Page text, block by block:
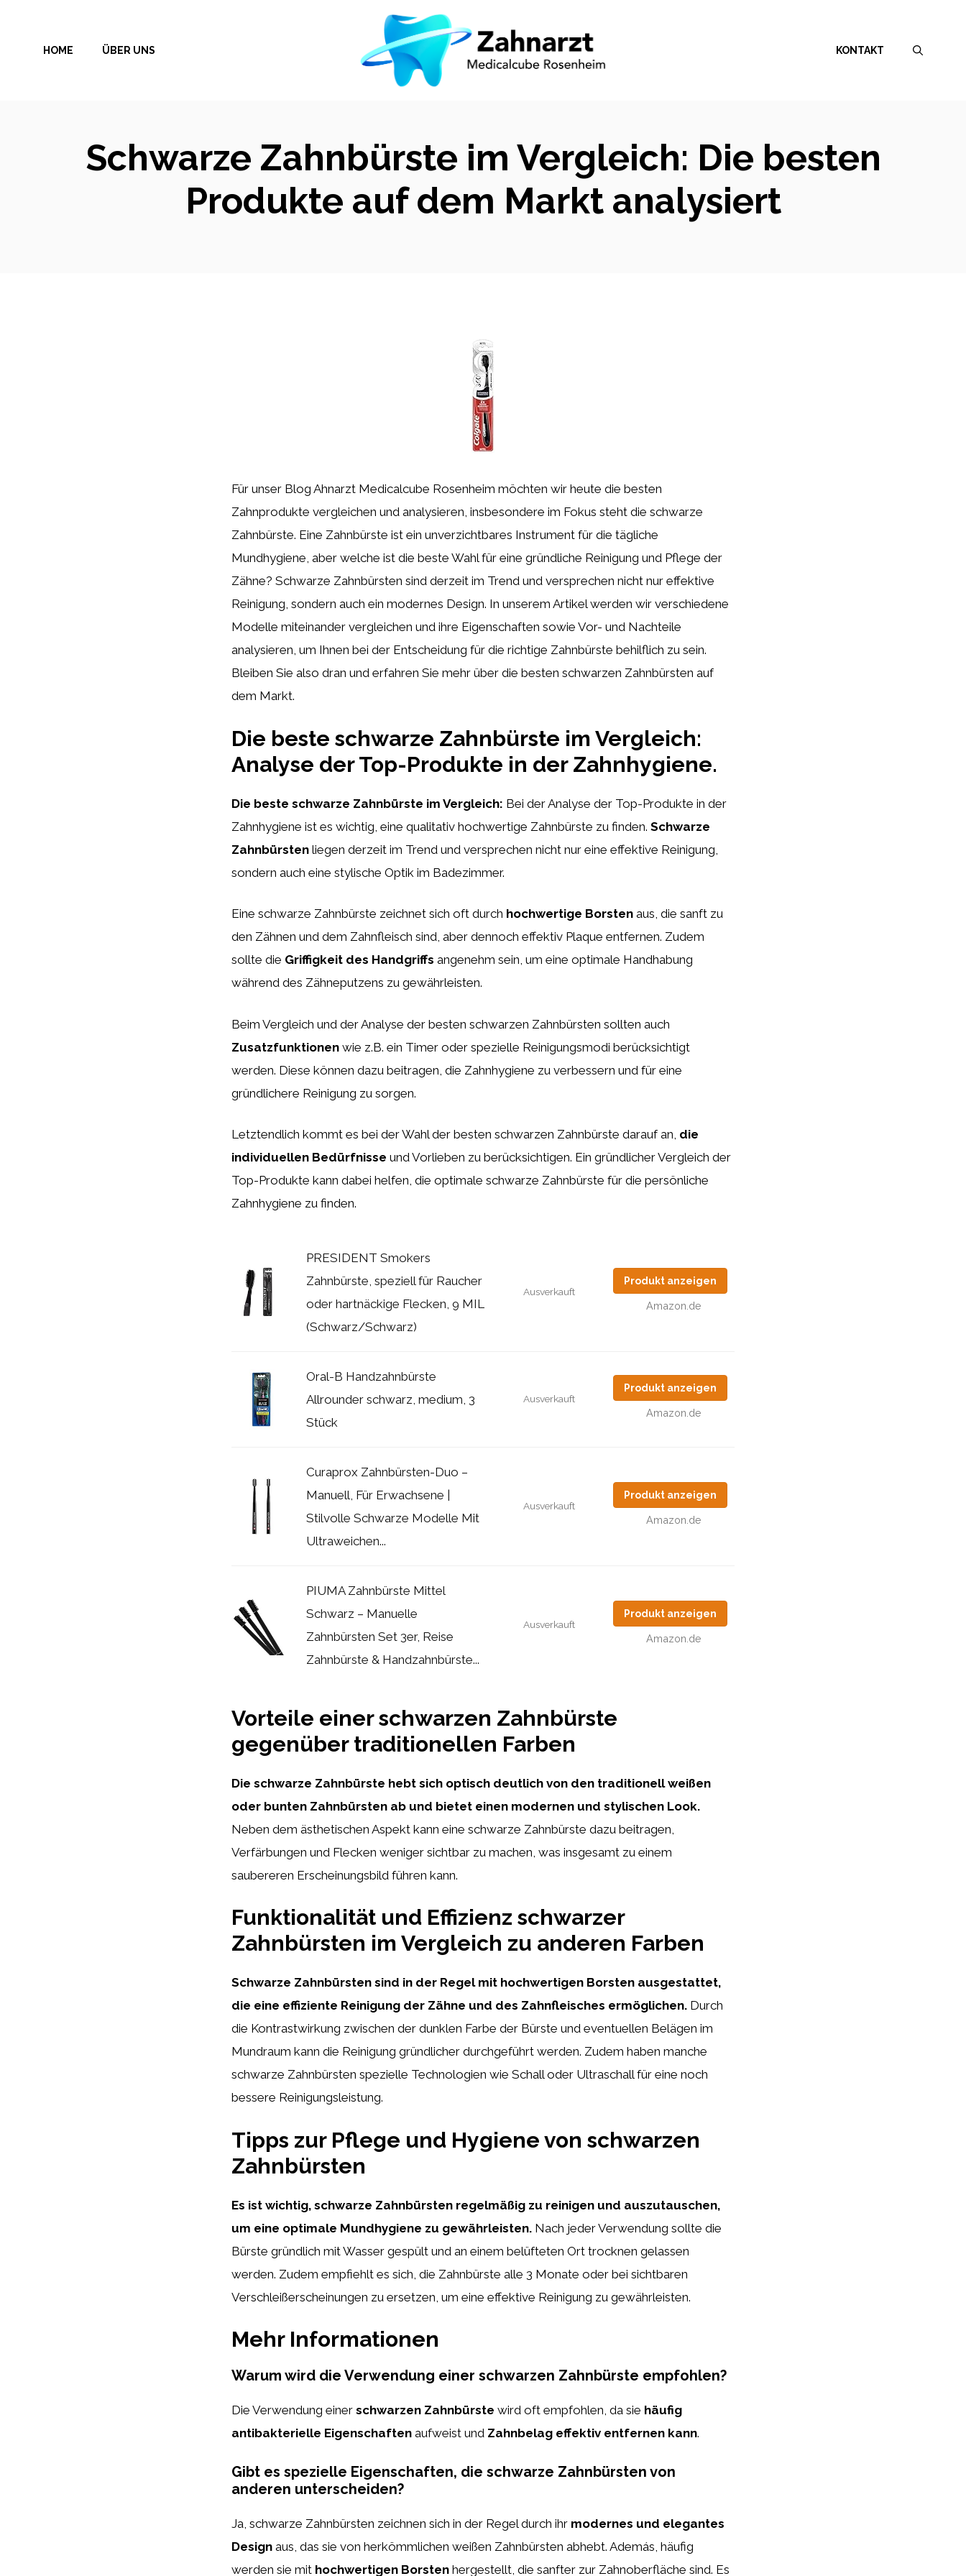
springenHOME ÜBER UNS KONTAKT
Schwarze Zahnbürste im Vergleich: Die besten
Produkte auf dem Markt analysiert
Für unser Blog Ahnarzt Medicalcube Rosenheim möchten wir heute die besten
Zahnprodukte vergleichen und analysieren, insbesondere im Fokus steht die schwarze
Zahnbürste. Eine Zahnbürste ist ein unverzichtbares Instrument für die tägliche
Mundhygiene, aber welche ist die beste Wahl für eine gründliche Reinigung und Pflege der
Zähne? Schwarze Zahnbürsten sind derzeit im Trend und versprechen nicht nur effektive
Reinigung, sondern auch ein modernes Design. In unserem Artikel werden wir verschiedene
Modelle miteinander vergleichen und ihre Eigenschaften sowie Vor- und Nachteile
analysieren, um Ihnen bei der Entscheidung für die richtige Zahnbürste behilflich zu sein.
Bleiben Sie also dran und erfahren Sie mehr über die besten schwarzen Zahnbürsten auf
dem Markt.
Die beste schwarze Zahnbürste im Vergleich:
Analyse der Top-Produkte in der Zahnhygiene.
Die beste schwarze Zahnbürste im Vergleich: Bei der Analyse der Top-Produkte in der
Zahnhygiene ist es wichtig, eine qualitativ hochwertige Zahnbürste zu finden. Schwarze
Zahnbürsten liegen derzeit im Trend und versprechen nicht nur eine effektive Reinigung,
sondern auch eine stylische Optik im Badezimmer.
Eine schwarze Zahnbürste zeichnet sich oft durch hochwertige Borsten aus, die sanft zu
den Zähnen und dem Zahnfleisch sind, aber dennoch effektiv Plaque entfernen. Zudem
sollte die Griffigkeit des Handgriffs angenehm sein, um eine optimale Handhabung
während des Zähneputzens zu gewährleisten.
Beim Vergleich und der Analyse der besten schwarzen Zahnbürsten sollten auch
Zusatzfunktionen wie z.B. ein Timer oder spezielle Reinigungsmodi berücksichtigt
werden. Diese können dazu beitragen, die Zahnhygiene zu verbessern und für eine
gründlichere Reinigung zu sorgen.
Letztendlich kommt es bei der Wahl der besten schwarzen Zahnbürste darauf an, die
individuellen Bedürfnisse und Vorlieben zu berücksichtigen. Ein gründlicher Vergleich der
Top-Produkte kann dabei helfen, die optimale schwarze Zahnbürste für die persönliche
Zahnhygiene zu finden.
PRESIDENT Smokers
Zahnbürste, speziell für Raucher
oder hartnäckige Flecken, 9 MIL
(Schwarz/Schwarz)
Ausverkauft
Produkt anzeigen
Amazon.de
Oral-B Handzahnbürste
Allrounder schwarz, medium, 3
Stück
Ausverkauft
Produkt anzeigen
Amazon.de
Curaprox Zahnbürsten-Duo –
Manuell, Für Erwachsene |
Stilvolle Schwarze Modelle Mit
Ultraweichen...
Ausverkauft
Produkt anzeigen
Amazon.de
PIUMA Zahnbürste Mittel
Schwarz – Manuelle
Zahnbürsten Set 3er, Reise
Zahnbürste & Handzahnbürste...
Ausverkauft
Produkt anzeigen
Amazon.de
Vorteile einer schwarzen Zahnbürste
gegenüber traditionellen Farben
Die schwarze Zahnbürste hebt sich optisch deutlich von den traditionell weißen
oder bunten Zahnbürsten ab und bietet einen modernen und stylischen Look.
Neben dem ästhetischen Aspekt kann eine schwarze Zahnbürste dazu beitragen,
Verfärbungen und Flecken weniger sichtbar zu machen, was insgesamt zu einem
saubereren Erscheinungsbild führen kann.
Funktionalität und Effizienz schwarzer
Zahnbürsten im Vergleich zu anderen Farben
Schwarze Zahnbürsten sind in der Regel mit hochwertigen Borsten ausgestattet,
die eine effiziente Reinigung der Zähne und des Zahnfleisches ermöglichen. Durch
die Kontrastwirkung zwischen der dunklen Farbe der Bürste und eventuellen Belägen im
Mundraum kann die Reinigung gründlicher durchgeführt werden. Zudem haben manche
schwarze Zahnbürsten spezielle Technologien wie Schall oder Ultraschall für eine noch
bessere Reinigungsleistung.
Tipps zur Pflege und Hygiene von schwarzen
Zahnbürsten
Es ist wichtig, schwarze Zahnbürsten regelmäßig zu reinigen und auszutauschen,
um eine optimale Mundhygiene zu gewährleisten. Nach jeder Verwendung sollte die
Bürste gründlich mit Wasser gespült und an einem belüfteten Ort trocknen gelassen
werden. Zudem empfiehlt es sich, die Zahnbürste alle 3 Monate oder bei sichtbaren
Verschleißerscheinungen zu ersetzen, um eine effektive Reinigung zu gewährleisten.
Mehr Informationen
Warum wird die Verwendung einer schwarzen Zahnbürste empfohlen?
Die Verwendung einer schwarzen Zahnbürste wird oft empfohlen, da sie häufig
antibakterielle Eigenschaften aufweist und Zahnbelag effektiv entfernen kann.
Gibt es spezielle Eigenschaften, die schwarze Zahnbürsten von
anderen unterscheiden?
Ja, schwarze Zahnbürsten zeichnen sich in der Regel durch ihr modernes und elegantes
Design aus, das sie von herkömmlichen weißen Zahnbürsten abhebt. Además, häufig
werden sie mit hochwertigen Borsten hergestellt, die sanfter zur Zahnoberfläche sind. Es